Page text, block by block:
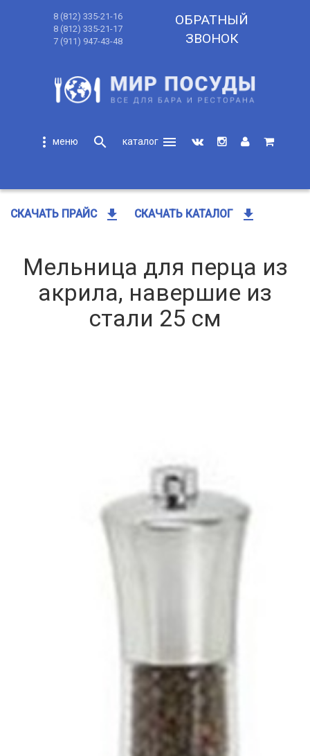
8 (812) 335-21-16
8 (812) 335-21-17
7 (911) 947-43-48
ОБРАТНЫЙ
ЗВОНОК
more_vert search
menu
СКАЧАТЬ ПРАЙС get_app СКАЧАТЬ КАТАЛОГ get_app
Мельница для перца из
акрила, навершие из
стали 25 см